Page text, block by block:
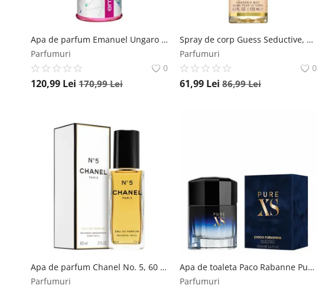
Apa de parfum Emanuel Ungaro Intense, 100 ml, pentru femei Emanuel Ungaro
Parfumuri
0
120,99 Lei 170,99Lei
Spray de corp Guess Seductive, 125 ml, pentru femei Guess
Parfumuri
0
61,99 Lei 86,99Lei
Apa de parfum Chanel No. 5, 60 ml, pentru femei Chanel
Parfumuri
Apa de toaleta Paco Rabanne Pure XS, 100 ml, pentru barbati Paco Rabanne
Parfumuri